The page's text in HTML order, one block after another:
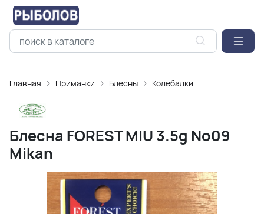
Главная Приманки Блесны Колебалки
Блесна FOREST MIU 3.5g No09
Mikan